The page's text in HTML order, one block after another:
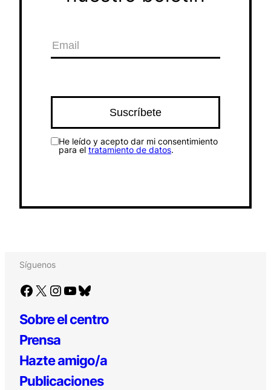
He leído y acepto dar mi consentimiento
para el tratamiento de datos.
Síguenos
Facebook X Instagram YouTube Bluesky
Sobre el centro
Prensa
Hazte amigo/a
Publicaciones